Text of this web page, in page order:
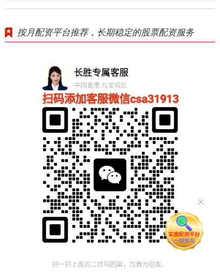
按月配资平台推荐，长期稳定的股票配资服务